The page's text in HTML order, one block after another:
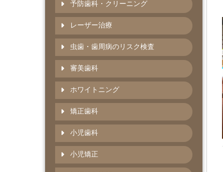
予防歯科・クリーニング
レーザー治療
虫歯・歯周病のリスク検査
審美歯科
ホワイトニング
矯正歯科
小児歯科
小児矯正